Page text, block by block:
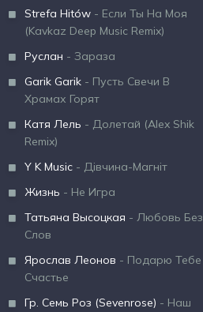
Strefa Hitów - Если Ты На Моя
(Kavkaz Deep Music Remix)
Руслан - Зараза
Garik Garik - Пусть Свечи В
Храмах Горят
Катя Лель - Долетай (Alex Shik
Remix)
Y K Music - Дівчина-Магніт
Жизнь - Не Игра
Татьяна Высоцкая - Любовь Без
Слов
Ярослав Леонов - Подарю Тебе
Счастье
Гр. Семь Роз (Sevenrose) - Наш